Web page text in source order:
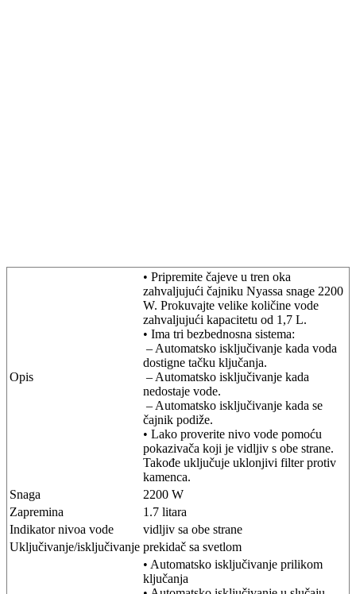
Opis
• Pripremite čajeve u tren oka
zahvaljujući čajniku Nyassa snage 2200
W. Prokuvajte velike količine vode
zahvaljujući kapacitetu od 1,7 L.
• Ima tri bezbednosna sistema:
– Automatsko isključivanje kada voda
dostigne tačku ključanja.
– Automatsko isključivanje kada
nedostaje vode.
– Automatsko isključivanje kada se
čajnik podiže.
• Lako proverite nivo vode pomoću
pokazivača koji je vidljiv s obe strane.
Takođe uključuje uklonjivi filter protiv
kamenca.
Snaga
2200 W
Zapremina
1.7 litara
Indikator nivoa vode
vidljiv sa obe strane
Uključivanje/isključivanje prekidač sa svetlom
• Automatsko isključivanje prilikom
ključanja